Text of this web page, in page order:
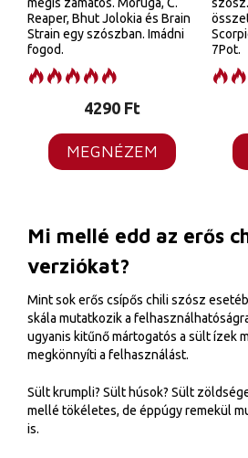
mégis zamatos. Moruga, C.
Reaper, Bhut Jolokia és Brain
Strain egy szószban. Imádni
fogod.
4290 Ft
MEGNÉZEM
7Pot.
Mi mellé edd az erős
verziókat?
Mint sok erős csípős chili szósz
skála mutatkozik a
ugyanis kitűnő mártogatós a sült ízek
megkönnyíti a felhasználást.
Sült krumpli? Sült húsok? Sült
mellé tökéletes, de éppúgy remekül
is.